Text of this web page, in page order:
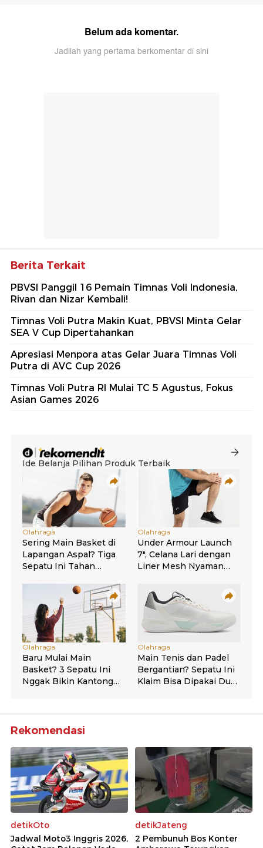
Belum ada komentar.
Jadilah yang pertama berkomentar di sini
Berita Terkait
PBVSI Panggil 16 Pemain Timnas Voli Indonesia,
Rivan dan Nizar Kembali!
Timnas Voli Putra Makin Kuat, PBVSI Minta Gelar
SEA V Cup Dipertahankan
Apresiasi Menpora atas Gelar Juara Timnas Voli
Putra di AVC Cup 2026
Timnas Voli Putra RI Mulai TC 5 Agustus, Fokus
Asian Games 2026
Rekomendasi
detikOto
Jadwal Moto3 Inggris 2026,
detikJateng
2 Pembunuh Bos Konter